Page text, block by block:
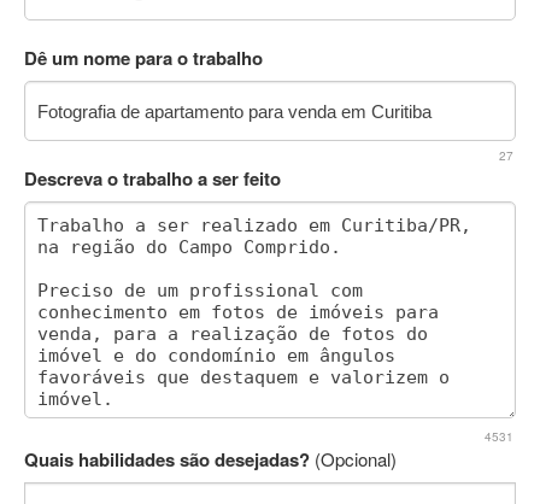
Dê um nome para o trabalho
27
Descreva o trabalho a ser feito
4531
Quais habilidades são desejadas? (Opcional)